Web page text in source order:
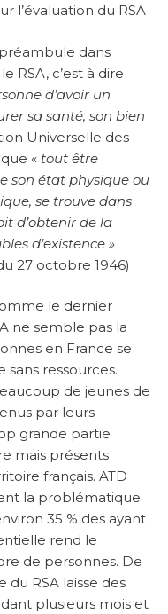
l’évaluation du RSA
dans
RSA, c’est à dire
d’avoir un
sa santé, son bien
Universelle des
« tout être
son état physique ou
se trouve dans
d’obtenir de la
d’existence »
27 octobre 1946)
le dernier
ne semble pas la
en France se
ressources.
de jeunes de
par leurs
grande partie
mais présents
français. ATD
la problématique
35 % des ayant
rend le
de personnes. De
RSA laisse des
plusieurs mois et